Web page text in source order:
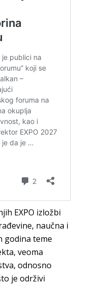
EXPO izložbi
naučna i
godina teme
veoma
odnosno
je održivi